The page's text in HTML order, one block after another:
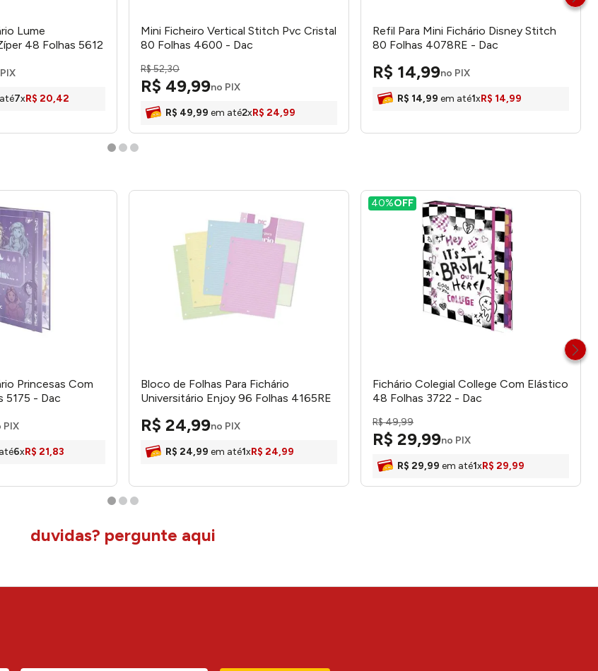
Lume
48 Folhas 5612
7xR$ 20,42
Mini Ficheiro Vertical Stitch Pvc Cristal
80 Folhas 4600 - Dac
R$52,30
R$ 49,99no PIX
R$ 49,99 em até2xR$ 24,99
Refil Para Mini Fichário Disney Stitch
80 Folhas 4078RE - Dac
R$ 14,99no PIX
R$ 14,99 em até1xR$ 14,99
Princesas Com
5175 - Dac
PIX
6xR$ 21,83
Bloco de Folhas Para Fichário
Universitário Enjoy 96 Folhas 4165RE
R$ 24,99no PIX
R$ 24,99 em até1xR$ 24,99
40%OFF
Fichário Colegial College Com Elástico
48 Folhas 3722 - Dac
R$49,99
R$ 29,99no PIX
R$ 29,99 em até1xR$ 29,99
duvidas? pergunte aqui